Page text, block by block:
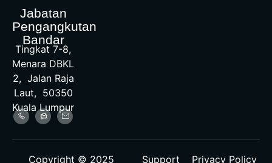
Jabatan
Pengangkutan
Bandar
Tingkat 7-8,
Menara DBKL
2, Jalan Raja
Laut, 50350
Kuala Lumpur
Copyright © 2025 Support Privacy Policy